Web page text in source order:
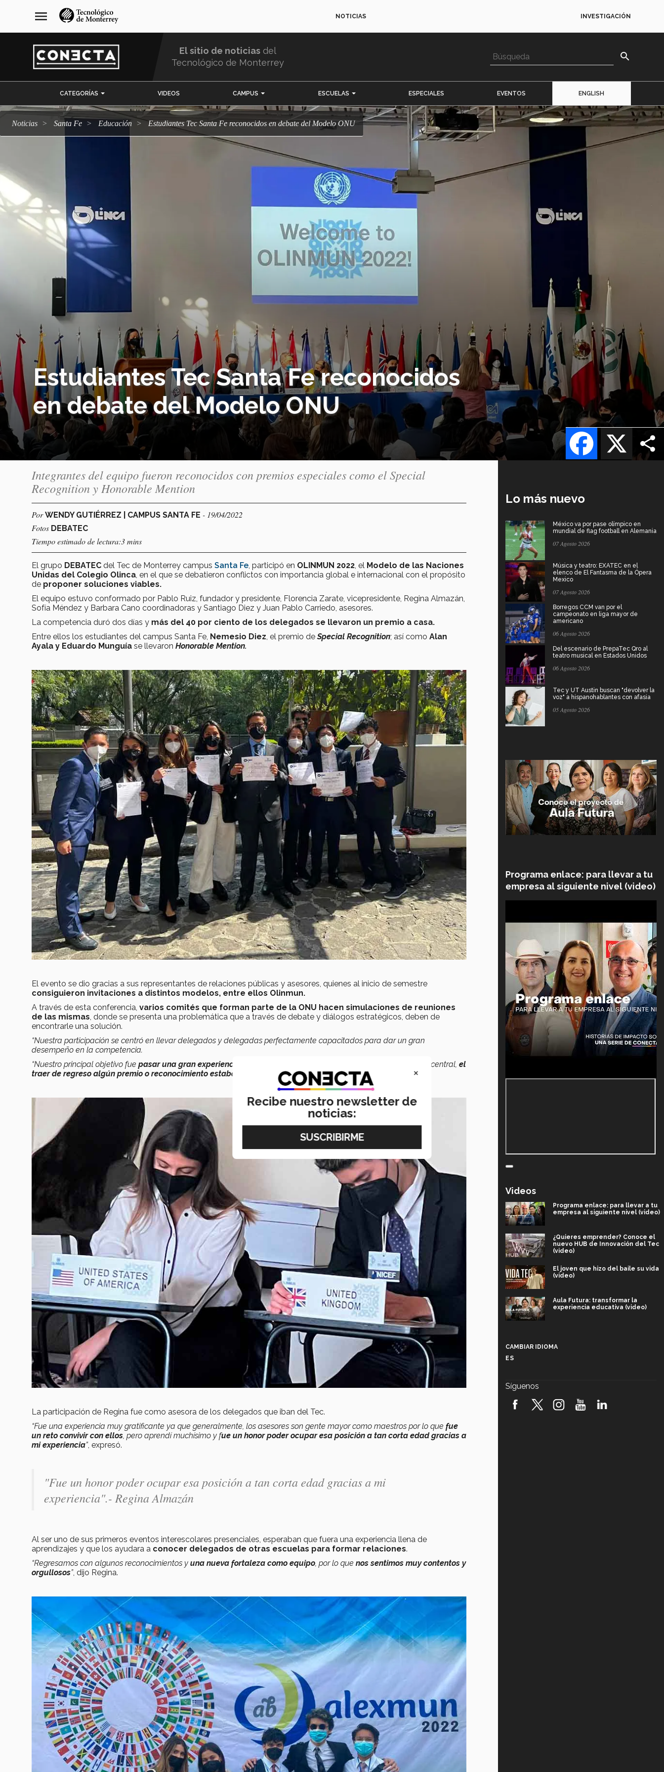
navegación
principal
menu NOTICIAS INVESTIGACIÓN
El sitio de noticias del
Tecnológico de Monterrey
search
CATEGORÍAS VIDEOS CAMPUS ESCUELAS ESPECIALES EVENTOS ENGLISH
Noticias Santa Fe Educación Estudiantes Tec Santa Fe reconocidos en debate del Modelo ONU
Estudiantes Tec Santa Fe reconocidos
en debate del Modelo ONU
X
Facebook
Integrantes del equipo fueron reconocidos con premios especiales como el Special
Recognition y Honorable Mention
PorWENDY GUTIÉRREZ | CAMPUS SANTA FE - 19/04/2022
Fotos DEBATEC
Tiempo estimado de lectura:3 mins
El grupo DEBATEC del Tec de Monterrey campus Santa Fe , participó en OLINMUN 2022 , el Modelo de las Naciones
Unidas del Colegio Olinca , en el que se debatieron conflictos con importancia global e internacional con el propósito
de proponer soluciones viables.
El equipo estuvo conformado por Pablo Ruiz, fundador y presidente, Florencia Zarate, vicepresidente, Regina Almazán,
Sofía Méndez y Barbara Cano coordinadoras y Santiago Diez y Juan Pablo Carriedo, asesores.
La competencia duró dos días y más del 40 por ciento de los delegados se llevaron un premio a casa.
Entre ellos los estudiantes del campus Santa Fe, Nemesio Diez , el premio deSpecial Recognition; así como Alan
Ayala y Eduardo Munguía se llevaron Honorable Mention.
El evento se dio gracias a sus representantes de relaciones públicas y asesores, quienes al inicio de semestre
consiguieron invitaciones a distintos modelos, entre ellos Olinmun.
A través de esta conferencia, varios comités que forman parte de la ONU hacen simulaciones de reuniones
de las mismas, donde se presenta una problemática que a través de debate y diálogos estratégicos, deben de
encontrarle una solución.
“Nuestra participación se centró en llevar delegados y delegadas perfectamente capacitados para dar un gran
desempeño en la competencia.
“Nuestro principal objetivo fue pasar una gran experiencia y aprender de ella , y aunque no fue nuestro objetivo central, el
traer de regreso algún premio o reconocimiento estaba en nuestros objetivos ”,compartió Regina Almazán.
La participación de Regina fue como asesora de los delegados que iban del Tec.
“Fue una experiencia muy gratificante ya que generalmente, los asesores son gente mayor como maestros por lo que fue
un reto convivir con ellos, pero aprendí muchísimo y fue un honor poder ocupar esa posición a tan corta edad gracias a
mi experiencia”, expresó.
"Fue un honor poder ocupar esa posición a tan corta edad gracias a mi
experiencia".- Regina Almazán
Al ser uno de sus primeros eventos interescolares presenciales, esperaban que fuera una experiencia llena de
aprendizajes y que los ayudara a conocer delegados de otras escuelas para formar relaciones.
“Regresamos con algunos reconocimientos y una nueva fortaleza como equipo, por lo que nos sentimos muy contentos y
orgullosos”, dijo Regina.
Lo más nuevo
México va por pase olímpico en
mundial de flag football en Alemania
07 Agosto 2026
Música y teatro: EXATEC en el
elenco de El Fantasma de la Ópera
Mexico
07 Agosto 2026
Borregos CCM van por el
campeonato en liga mayor de
americano
06 Agosto 2026
Del escenario de PrepaTec Qro al
teatro musical en Estados Unidos
06 Agosto 2026
Tec y UT Austin buscan "devolver la
voz" a hispanohablantes con afasia
05 Agosto 2026
Programa enlace: para llevar a tu
empresa al siguiente nivel (video)
Videos
Programa enlace: para llevar a tu
empresa al siguiente nivel (video)
¿Quieres emprender? Conoce el
nuevo HUB de Innovación del Tec
(video)
El joven que hizo del baile su vida
(video)
Aula Futura: transformar la
experiencia educativa (video)
robótica FIRST 2026! (video)
CAMBIAR IDIOMA
ES
Síguenos
×
Recibe nuestro newsletter de
noticias: